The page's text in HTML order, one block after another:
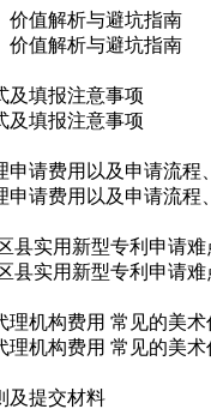
价值解析与避坑指南
价值解析与避坑指南
及填报注意事项
及填报注意事项
申请费用以及申请流程
申请费用以及申请流程
实用新型专利申请
实用新型专利申请
机构费用 常见的美
机构费用 常见的美
及提交材料